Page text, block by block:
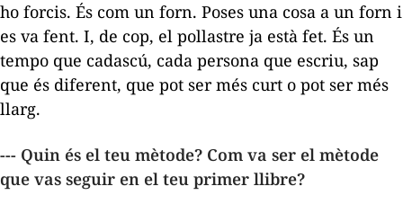
ho forcis. És com un forn. Poses una cosa a un forn i
es va fent. I, de cop, el pollastre ja està fet. És un
tempo que cadascú, cada persona que escriu, sap
que és diferent, que pot ser més curt o pot ser més
llarg.
--- Quin és el teu mètode? Com va ser el mètode
que vas seguir en el teu primer llibre?